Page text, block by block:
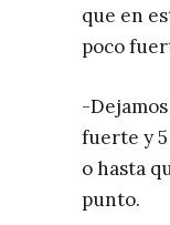
que en
poco
-
fuerte y
o hasta
punto.